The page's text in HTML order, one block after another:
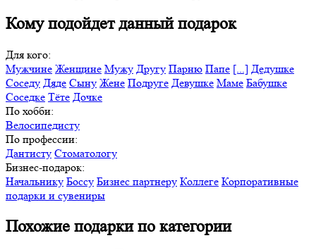
Кому подойдет данный подарок
Для кого:
Мужчине Женщине Мужу Другу Парню Папе [...] Дедушке
Соседу Дяде Сыну Жене Подруге Девушке Маме Бабушке
Соседке Тёте Дочке
По хобби:
Велосипедисту
По профессии:
Дантисту Стоматологу
Бизнес-подарок:
Начальнику Боссу Бизнес партнеру Коллеге Корпоративные
подарки и сувениры
Похожие подарки по категории